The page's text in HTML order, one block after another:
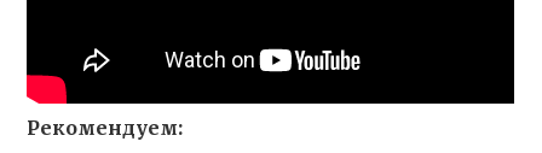
Рекомендуем: